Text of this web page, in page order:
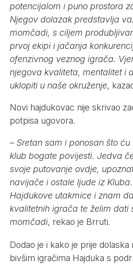
potencijalom i puno prostora
Njegov dolazak predstavlja
momčadi, s ciljem
prvoj ekipi i jačanja
ofenzivnog veznog igrača.
njegova kvaliteta, mentalitet i
uklopiti u naše okruženje,
Novi hajdukovac nije skrivao
potpisa ugovora.
– Sretan sam i ponosan što
klub bogate povijesti. Jedva
svoje putovanje ovdje,
navijače i ostale ljude iz
Hajdukove utakmice i znam
kvalitetnih igrača te želim dati
momčadi, rekao je Brruti.
Dodao je i kako je prije dolaska
bivšim igračima Hajduka s